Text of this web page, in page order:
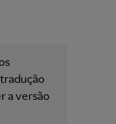
a versão